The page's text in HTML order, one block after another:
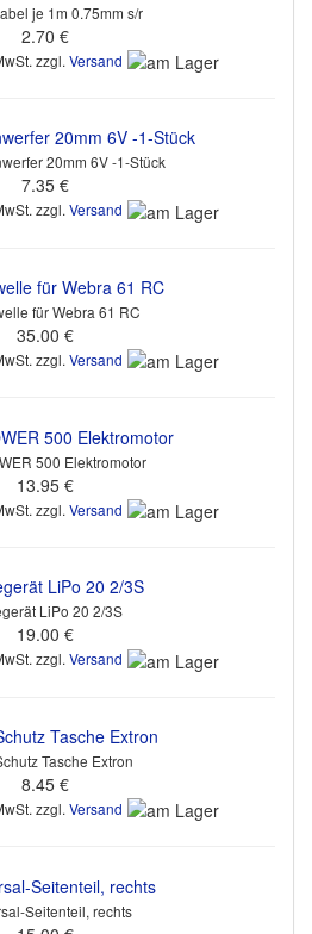
je 1m 0.75mm s/r
2.70 €
zzgl. Versand
20mm 6V -1-Stück
7.35 €
zzgl.Versand
für Webra 61 RC
35.00 €
zzgl. Versand
500 Elektromotor
13.95 €
zzgl. Versand
LiPo 20 2/3S
19.00 €
zzgl.Versand
Tasche Extron
8.45 €
zzgl. Versand
Seitenteil, rechts